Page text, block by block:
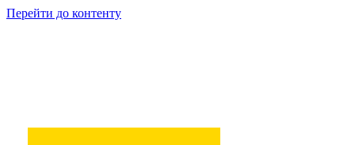
Перейти до контенту